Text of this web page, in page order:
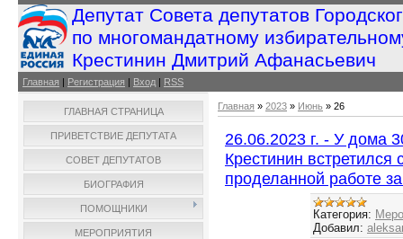
Депутат Совета депутатов
по многомандатному
Крестинин Дмитрий Афанасьевич
Главная | Регистрация | Вход | RSS
ГЛАВНАЯ СТРАНИЦА
ПРИВЕТСТВИЕ ДЕПУТАТА
СОВЕТ ДЕПУТАТОВ
БИОГРАФИЯ
ПОМОЩНИКИ
МЕРОПРИЯТИЯ
Главная » 2023 » Июнь » 26
26.06.2023 г. - У дома
Крестинин встретился
проделанной работе
Категория:
Добавил: